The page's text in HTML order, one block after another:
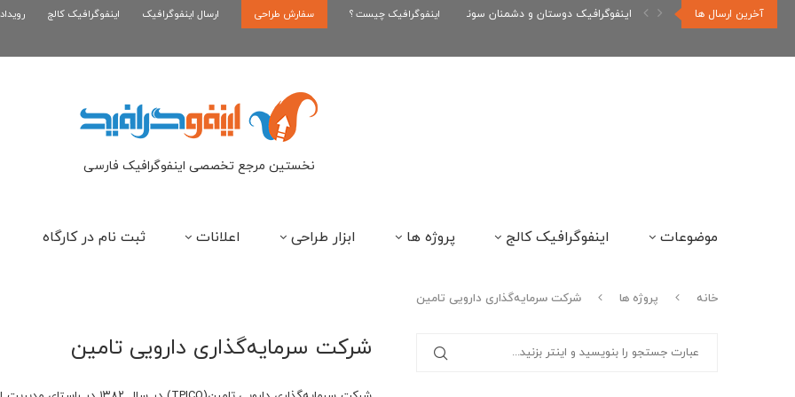
آخرین ارسال ها اینفوگرافیک دوستان و دشمنان سونیک اینفوگرافیک بازی سوپر ماریو اینفوگرافیک چیست ؟ سفارش طراحی ارسال اینفوگرافیک اینفوگرافیک کالج
نخستین مرجع تخصصی اینفوگرافیک فارسی
موضوعات اینفوگرافیک کالج پروژه ها ابزار طراحی اعلانات ثبت نام در کارگاه
خانه پروژه ها شرکت سرمایه‌گذاری دارویی تامین
شرکت سرمایه‌گذاری دارویی تامین